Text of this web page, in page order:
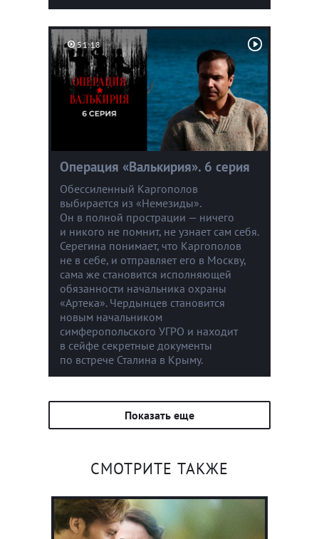
51:18
Операция «Валькирия». 6 серия
Обессиленный Каргополов
выбирается из «Немезиды».
Он в полной прострации — ничего
и никого не помнит, не узнает сам себя.
Серегина понимает, что Каргополов
не в себе, и отправляет его в Москву,
сама же становится исполняющей
обязанности начальника охраны
«Артека». Чердынцев становится
новым начальником
симферопольского УГРО и находит
в сейфе секретные документы
по встрече Сталина в Крыму.
Показать еще
СМОТРИТЕ ТАКЖЕ